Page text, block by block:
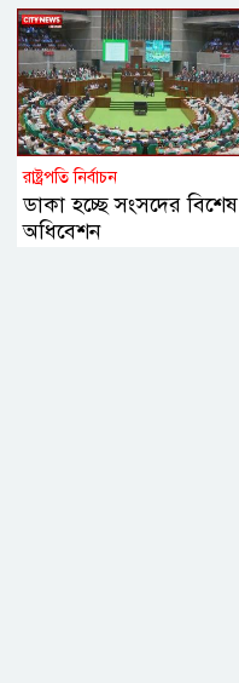
রাষ্ট্রপতি নির্বাচন
ডাকা হচ্ছে সংসদের বিশেষ
অধিবেশন